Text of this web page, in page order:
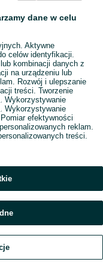
dane w celu
Aktywne
celów identyfikacji.
kombinacji danych z
na urządzeniu lub
Rozwój i ulepszanie
treści. Tworzenie
Wykorzystywanie
Wykorzystywanie
efektywności
reklam.
treści.